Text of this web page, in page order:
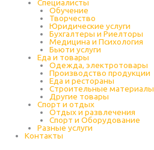
Специалисты
Обучение
Творчество
Юридические услуги
Бухгалтеры и Риелторы
Медицина и Психология
Бьюти услуги
Еда и товары
Одежда, электротовары
Производство продукции
Еда и рестораны
Строительные материалы
Другие товары
Спорт и отдых
Отдых и развлечения
Спорт и Оборудование
Разные услуги
Контакты